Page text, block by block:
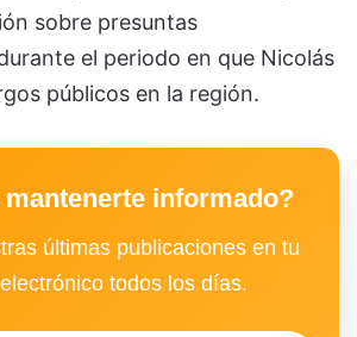
sobre presuntas
el periodo en que Nicolás
públicos en la región.
mantenerte informado?
últimas publicaciones en tu
todos los días.